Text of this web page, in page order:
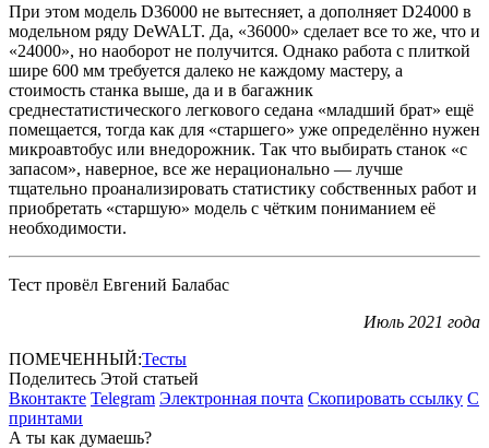
При этом модель D36000 не вытесняет, а дополняет D24000 в
модельном ряду DeWALT. Да, «36000» сделает все то же, что и
«24000», но наоборот не получится. Однако работа с плиткой
шире 600 мм требуется далеко не каждому мастеру, а
стоимость станка выше, да и в багажник
среднестатистического легкового седана «младший брат» ещё
помещается, тогда как для «старшего» уже определённо нужен
микроавтобус или внедорожник. Так что выбирать станок «с
запасом», наверное, все же нерационально — лучше
тщательно проанализировать статистику собственных работ и
приобретать «старшую» модель с чётким пониманием её
необходимости.
Тест провёл Евгений Балабас
Июль 2021 года
ПОМЕЧЕННЫЙ:Тесты
Поделитесь Этой статьей
Вконтакте Telegram Электронная почта Скопировать ссылку С
принтами
А ты как думаешь?